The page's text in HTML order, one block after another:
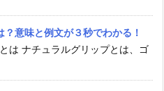
？意味と例文が３秒でわかる！
は ナチュラルグリップとは、ゴ